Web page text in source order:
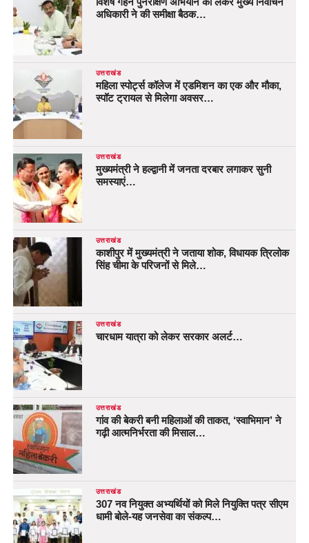
अधिकारी ने की समीक्षा बैठक…
उत्तराखंड
महिला स्पोर्ट्स कॉलेज में एडमिशन का एक और मौका,
स्पॉट ट्रायल से मिलेगा अवसर…
उत्तराखंड
मुख्यमंत्री ने हल्द्वानी में जनता दरबार लगाकर सुनी
समस्याएं…
उत्तराखंड
काशीपुर में मुख्यमंत्री ने जताया शोक, विधायक त्रिलोक
सिंह चीमा के परिजनों से मिले…
उत्तराखंड
चारधाम यात्रा को लेकर सरकार अलर्ट…
उत्तराखंड
गांव की बेकरी बनी महिलाओं की ताकत, ‘स्वाभिमान’ ने
गढ़ी आत्मनिर्भरता की मिसाल…
उत्तराखंड
307 नव नियुक्त अभ्यर्थियों को मिले नियुक्ति पत्र सीएम
धामी बोले-यह जनसेवा का संकल्प…